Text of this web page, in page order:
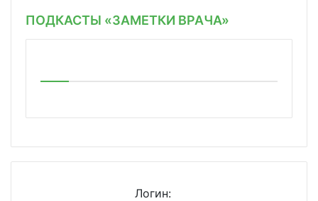
ПОДКАСТЫ «ЗАМЕТКИ ВРАЧА»
Логин: